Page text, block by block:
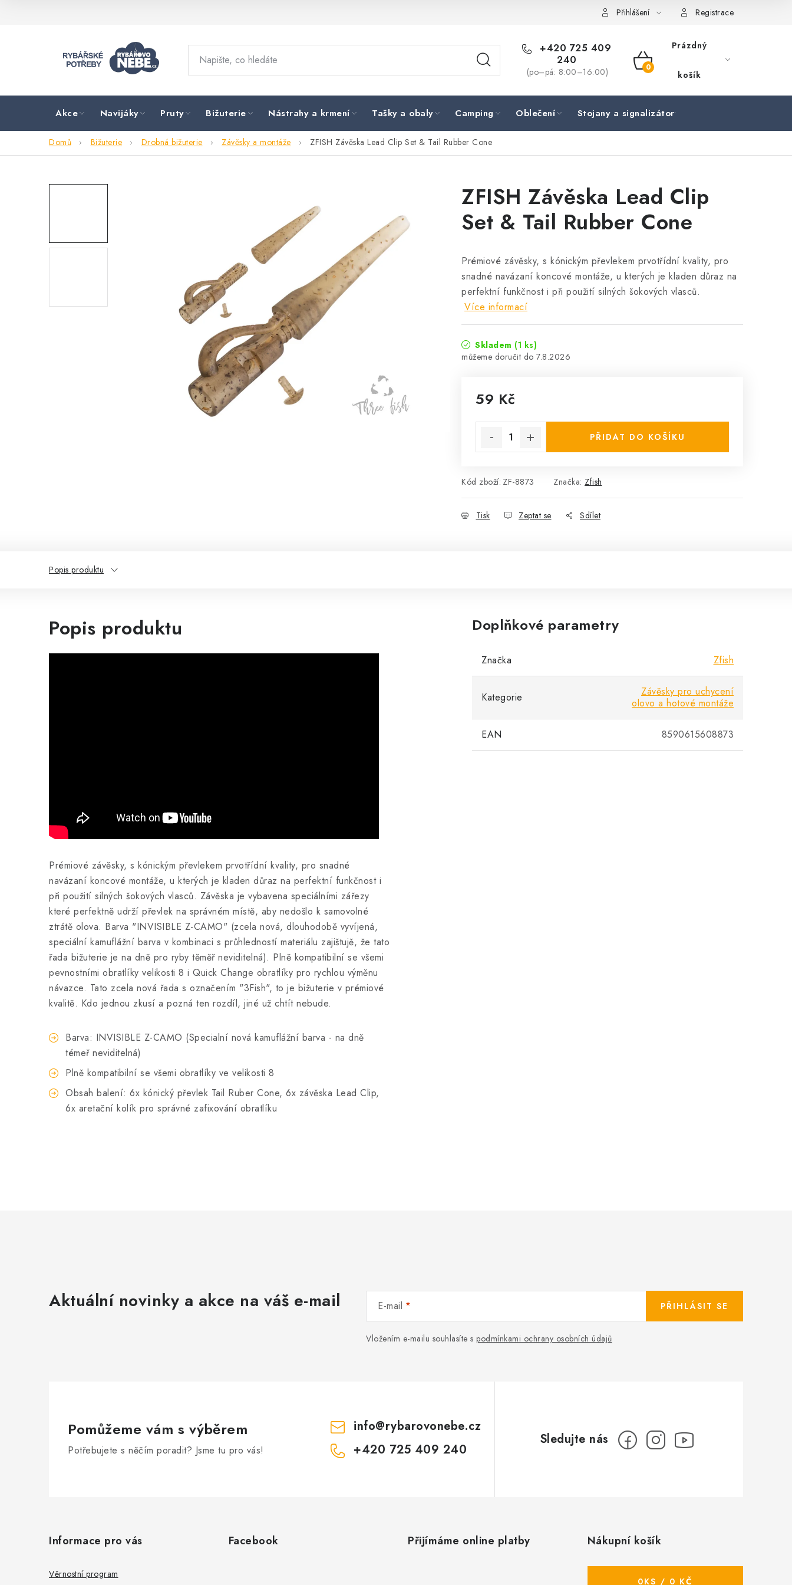
Přihlášení Registrace
+420 725 409
240
(po–pá: 8:00–16:00)
NÁKUPNÍ
Prázdný
košík
Akce Navijáky Pruty Bižuterie Nástrahy a krmení Tašky a obaly Camping Oblečení Stojany a signalizátory
Domů Bižuterie Drobná bižuterie Závěsky a montáže ZFISH Závěska Lead Clip Set & Tail Rubber Cone
ZFISH Závěska Lead Clip
Set & Tail Rubber Cone
Prémiové závěsky, s kónickým převlekem prvotřídní kvality, pro
snadné navázaní koncové montáže, u kterých je kladen důraz na
perfektní funkčnost i při použití silných šokových vlasců.
Více informací
Skladem (1 ks)
7.8.2026
59 Kč
PŘIDAT DO KOŠÍKU
Kód zboží: ZF-8873 Značka: Zfish
Tisk Zeptat se Sdílet
Popis produktu
Popis produktu
Prémiové závěsky, s kónickým převlekem prvotřídní kvality, pro snadné
navázaní koncové montáže, u kterých je kladen důraz na perfektní funkčnost i
při použití silných šokových vlasců. Závěska je vybavena speciálními zářezy
které perfektně udrží převlek na správném místě, aby nedošlo k samovolné
ztrátě olova. Barva "INVISIBLE Z-CAMO" (zcela nová, dlouhodobě vyvíjená,
speciální kamuflážní barva v kombinaci s průhledností materiálu zajištujě, že tato
řada bižuterie je na dně pro ryby těměř neviditelná). Plně kompatibilní se všemi
pevnostními obratlíky velikosti 8 i Quick Change obratlíky pro rychlou výměnu
návazce. Tato zcela nová řada s označením "3Fish", to je bižuterie v prémiové
kvalitě. Kdo jednou zkusí a pozná ten rozdíl, jiné už chtít nebude.
Barva: INVISIBLE Z-CAMO (Specialní nová kamuflážní barva - na dně
témeř neviditelná)
Plně kompatibilní se všemi obratlíky ve velikosti 8
Obsah balení: 6x kónický převlek Tail Ruber Cone, 6x závěska Lead Clip,
6x aretační kolík pro správné zafixování obratlíku
Doplňkové parametry
Značka Zfish
Kategorie
Závěsky pro uchycení
olovo a hotové montáže
EAN 8590615608873
Aktuální novinky a akce na váš e-mail E-mail
Vložením e-mailu souhlasíte s podmínkami ochrany osobních údajů
PŘIHLÁSIT SE
Pomůžeme vám s výběrem
Potřebujete s něčím poradit? Jsme tu pro vás!
info@rybarovonebe.cz
+420 725 409 240
Informace pro vás
Věrnostní program
Facebook Přijímáme online platby Nákupní košík
0KS / 0 KČ